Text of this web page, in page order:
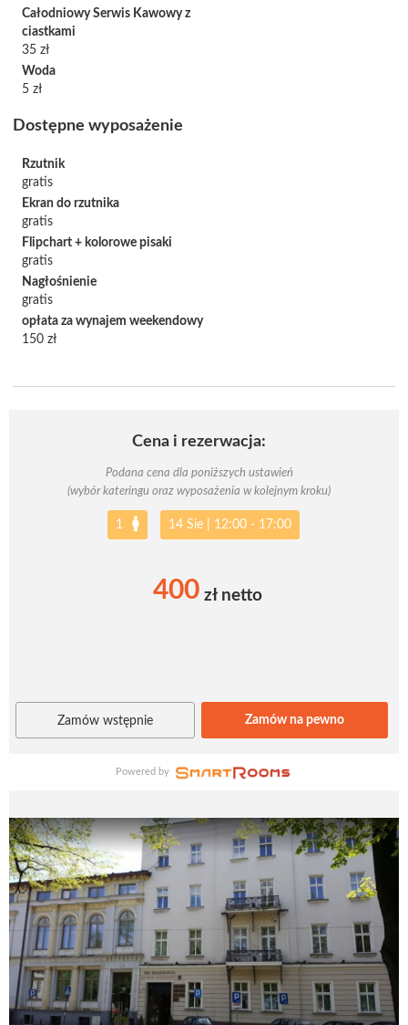
Całodniowy Serwis Kawowy z
ciastkami
35 zł
Woda
5 zł
Dostępne wyposażenie
Rzutnik
gratis
Ekran do rzutnika
gratis
Flipchart + kolorowe pisaki
gratis
Nagłośnienie
gratis
opłata za wynajem weekendowy
150 zł
Cena i rezerwacja:
Podana cena dla poniższych ustawień
(wybór kateringu oraz wyposażenia w kolejnym kroku)
1 14 Sie 12:00 - 17:00
400 zł netto
Zamów wstępnie Zamów na pewno
Powered by